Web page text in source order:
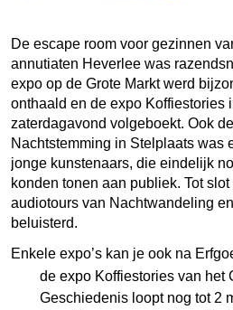
De escape room voor gezinnen
annutiaten Heverlee was
expo op de Grote Markt werd
onthaald en de expo Koffiestories
zaterdagavond volgeboekt. Ook
Nachtstemming in Stelplaats was
jonge kunstenaars, die eindelijk
konden tonen aan publiek. Tot
audiotours van Nachtwandeling
beluisterd.
Enkele expo’s kan je ook na
de expo Koffiestories van het
Geschiedenis loopt nog tot 2